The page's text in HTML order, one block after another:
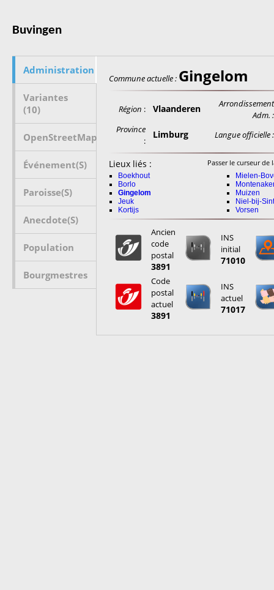
Buvingen
Administration
Variantes
(10)
OpenStreetMap
Événement(s)
Paroisse(s)
Anecdote(s)
Population
Bourgmestres
Commune actuelle : Gingelom
Région : Vlaanderen
Arrondissement
Adm. :
Province
:
Limburg Langue officielle :
Lieux liés : Passer le curseur
Boekhout
Borlo
Gingelom
Jeuk
Kortijs
Mielen-
Muizen
Niel-bij-
Vorsen
Ancien
code
postal
3891
INS
initial
71010
Code
postal
actuel
3891
INS
actuel
71017